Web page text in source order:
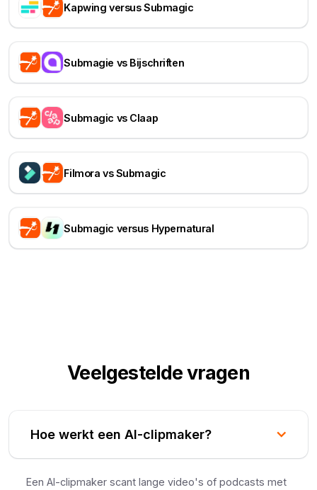
Kapwing versus Submagic
Submagie vs Bijschriften
Submagic vs Claap
Filmora vs Submagic
Submagic versus Hypernatural
Veelgestelde vragen
Hoe werkt een AI-clipmaker?
Een AI-clipmaker scant lange video's of podcasts met